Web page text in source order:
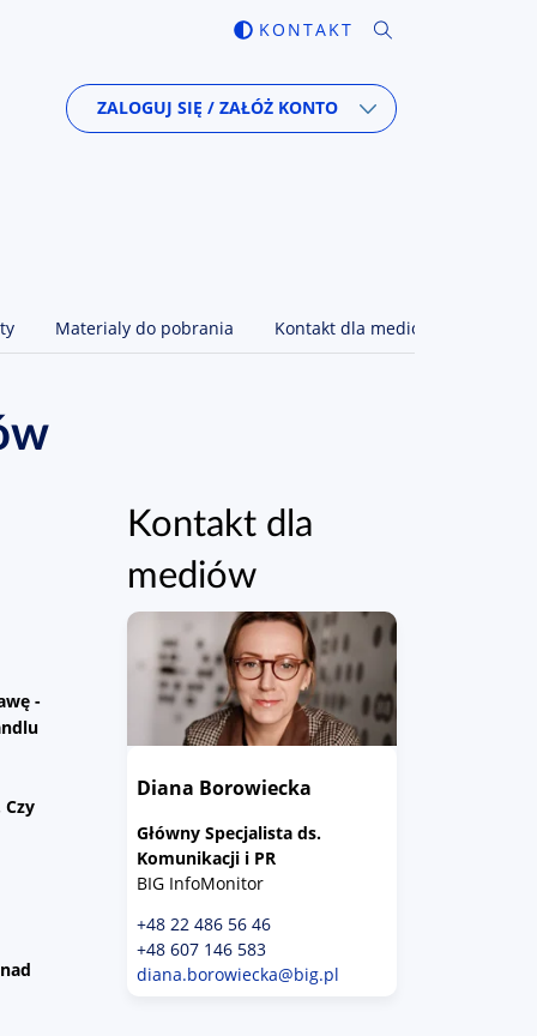
KONTAKT
ZALOGUJ SIĘ / ZAŁÓŻ KONTO
Materialy do pobrania Kontakt dla mediów
-
Kontakt dla
mediów
Diana Borowiecka
Główny Specjalista ds.
Komunikacji i PR
BIG InfoMonitor
+48 22 486 56 46
+48 607 146 583
diana.borowiecka@big.pl